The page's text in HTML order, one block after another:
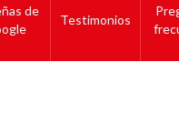
de
Testimonios